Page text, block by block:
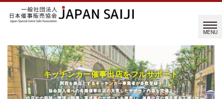
キッチンカー催事出店をフルサポート
関西を拠点とするキッチンカー事業者が多数登録！
協会加入者への各種催事出店の充実したサポート内容を完備！
キッチンカー催事出店をフルサポート
関西を拠点とするキッチンカー事業者が多数登録！
協会加入者への各種催事出店の充実したサポート内容を完備！